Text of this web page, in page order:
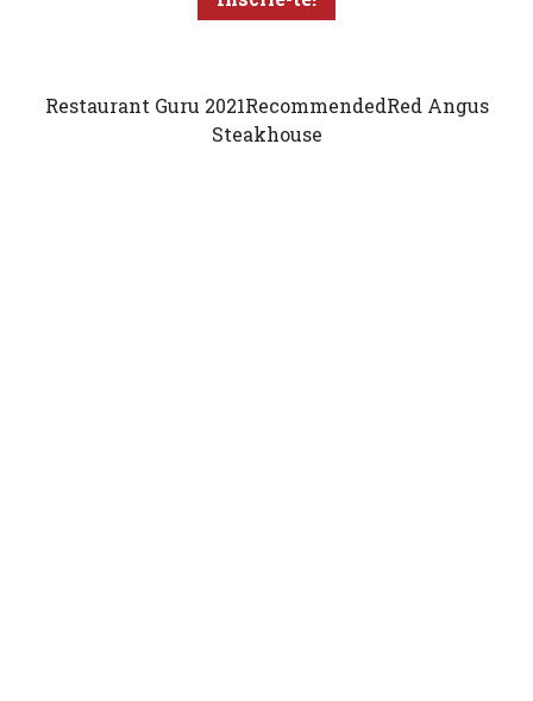
Restaurant Guru 2021RecommendedRed Angus
Steakhouse